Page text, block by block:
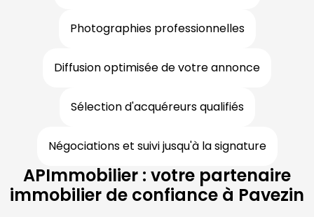
Photographies professionnelles
Diffusion optimisée de votre annonce
Sélection d'acquéreurs qualifiés
Négociations et suivi jusqu'à la signature
APImmobilier : votre partenaire
immobilier de confiance à Pavezin